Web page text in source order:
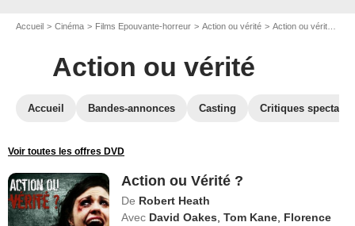
Accueil Cinéma Films Epouvante-horreur Action ou vérité Action ou vérité en DVD
Action ou vérité
Accueil Bandes-annonces Casting Critiques
Voir toutes les offres DVD
Action ou Vérité ?
De Robert Heath
Avec David Oakes ,Tom Kane Florence